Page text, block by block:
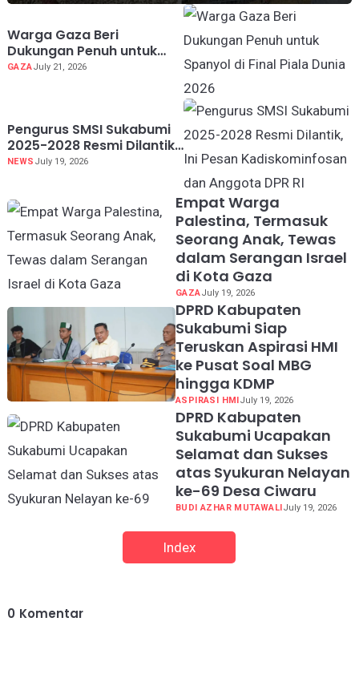
Warga Gaza Beri
Dukungan Penuh untuk
Spanyol di Final Piala
GAZAJuly 21, 2026
Pengurus SMSI Sukabumi
2025-2028 Resmi Dilantik,
Ini Pesan Kadiskominfosan
NEWS July 19, 2026
Empat Warga
Palestina, Termasuk
Seorang Anak, Tewas
dalam Serangan Israel
di Kota Gaza
GAZAJuly 19, 2026
DPRD Kabupaten
Sukabumi Siap
Teruskan Aspirasi HMI
ke Pusat Soal MBG
hingga KDMP
ASPIRASI HMIJuly 19, 2026
DPRD Kabupaten
Sukabumi Ucapakan
Selamat dan Sukses
atas Syukuran Nelayan
ke-69 Desa Ciwaru
BUDI AZHAR MUTAWALIJuly 19, 2026
Index
0 Komentar